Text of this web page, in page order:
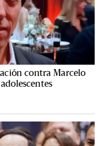
contra Marcelo